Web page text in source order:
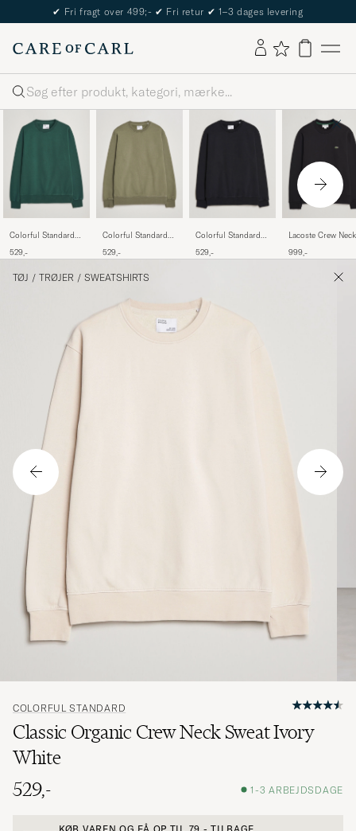
The Care of Carl Passport
Søg
Colorful Standard
Crew Neck Sweat
529,-
Colorful Standard
Crew Neck Sweat
529,-
Colorful Standard
Crew Neck Sweat
529,-
Lacoste Crew Neck
999,-
TØJ / TRØJER / SWEATSHIRTS
COLORFUL STANDARD
Classic Organic Crew Neck Sweat Ivory
White
529,-
1-3 ARBEJDSDAGE